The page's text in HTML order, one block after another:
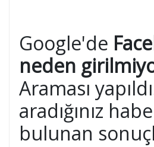
Google'de
neden
Araması
aradığınız
bulunan